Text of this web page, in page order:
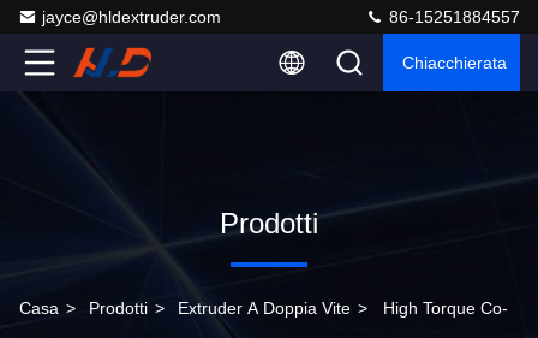
jayce@hldextruder.com 86-15251884557
Chiacchierata
Prodotti
Casa > Prodotti > Extruder A Doppia Vite > High Torque Co-